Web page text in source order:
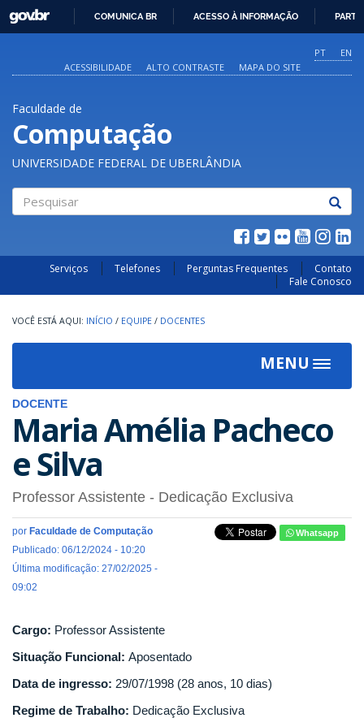
O
CONTEÚDO
GOVBR
COMUNICA BR ACESSO À INFORMAÇÃO
PT
EN
ACESSIBILIDADE
ALTO CONTRASTE MAPA DO SITE
Faculdade de
Computação
UNIVERSIDADE FEDERAL DE UBERLÂNDIA
Serviços Telefones Perguntas Frequentes
Contato
Fale Conosco
INÍCIO / EQUIPE / DOCENTES
MENU
Toggle
DOCENTE
Maria Amélia Pacheco
e Silva
Professor Assistente - Dedicação Exclusiva
por Faculdade de Computação
Publicado: 06/12/2024 - 10:20
Última modificação: 27/02/2025 -
09:02
Whatsapp
Cargo: Professor Assistente
Situação Funcional: Aposentado
Data de ingresso: 29/07/1998 (28 anos, 10 dias)
Regime de Trabalho: Dedicação Exclusiva